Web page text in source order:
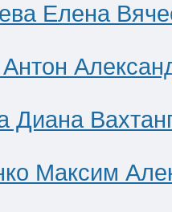
Елена
Диана
Максим